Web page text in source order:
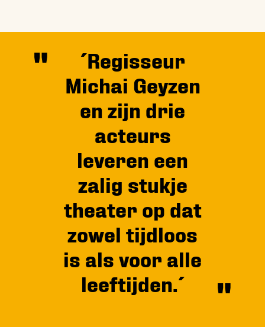
´Regisseur
Michai Geyzen
en zijn drie
acteurs
leveren een
zalig stukje
theater op dat
zowel tijdloos
is als voor alle
leeftijden.´